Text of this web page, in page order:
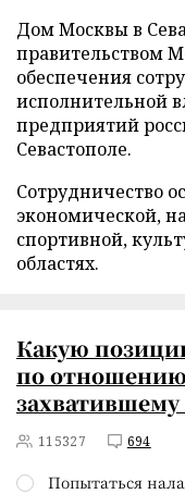
Дом Москвы в
правительством
обеспечения
исполнительной
предприятий
Севастополе.
Сотрудничество
экономической,
спортивной,
областях.
Какую
по
захватившему
115327 694
Попытаться